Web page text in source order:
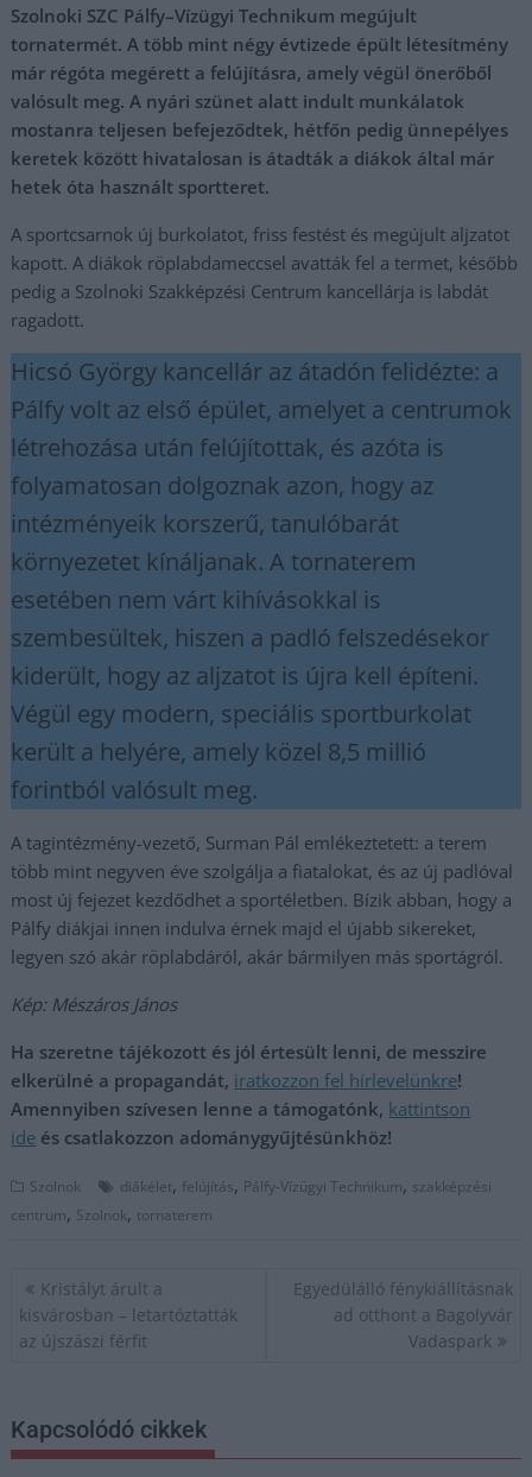
Szolnoki SZC Pálfy–Vízügyi Technikum megújult
tornatermét. A több mint négy évtizede épült létesítmény
már régóta megérett a felújításra, amely végül önerőből
valósult meg. A nyári szünet alatt indult munkálatok
mostanra teljesen befejeződtek, hétfőn pedig ünnepélyes
keretek között hivatalosan is átadták a diákok által már
hetek óta használt sportteret.
A sportcsarnok új burkolatot, friss festést és megújult aljzatot
kapott. A diákok röplabdameccsel avatták fel a termet, később
pedig a Szolnoki Szakképzési Centrum kancellárja is labdát
ragadott.
Hicsó György kancellár az átadón felidézte: a
Pálfy volt az első épület, amelyet a centrumok
létrehozása után felújítottak, és azóta is
folyamatosan dolgoznak azon, hogy az
intézményeik korszerű, tanulóbarát
környezetet kínáljanak. A tornaterem
esetében nem várt kihívásokkal is
szembesültek, hiszen a padló felszedésekor
kiderült, hogy az aljzatot is újra kell építeni.
Végül egy modern, speciális sportburkolat
került a helyére, amely közel 8,5 millió
forintból valósult meg.
A tagintézmény-vezető, Surman Pál emlékeztetett: a terem
több mint negyven éve szolgálja a fiatalokat, és az új padlóval
most új fejezet kezdődhet a sportéletben. Bízik abban, hogy a
Pálfy diákjai innen indulva érnek majd el újabb sikereket,
legyen szó akár röplabdáról, akár bármilyen más sportágról.
Kép: Mészáros János
Ha szeretne tájékozott és jól értesült lenni, de messzire
elkerülné a propagandát, iratkozzon fel hírlevelünkre!
Amennyiben szívesen lenne a támogatónk, kattintson
ide és csatlakozzon adománygyűjtésünkhöz!
Szolnok diákélet, felújítás, Pálfy-Vízügyi Technikum, szakképzési
centrum, Szolnok, tornaterem
Bejegyzés
navigáció
Kristályt árult a
kisvárosban – letartóztatták
az újszászi férfit
Egyedülálló fénykiállításnak
ad otthont a Bagolyvár
Vadaspark
Kapcsolódó cikkek